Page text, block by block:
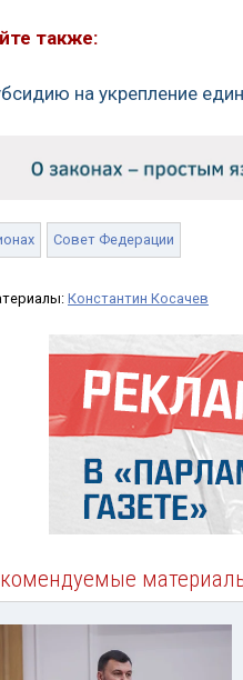
также:
на укрепление
Совет Федерации
Константин Косачев